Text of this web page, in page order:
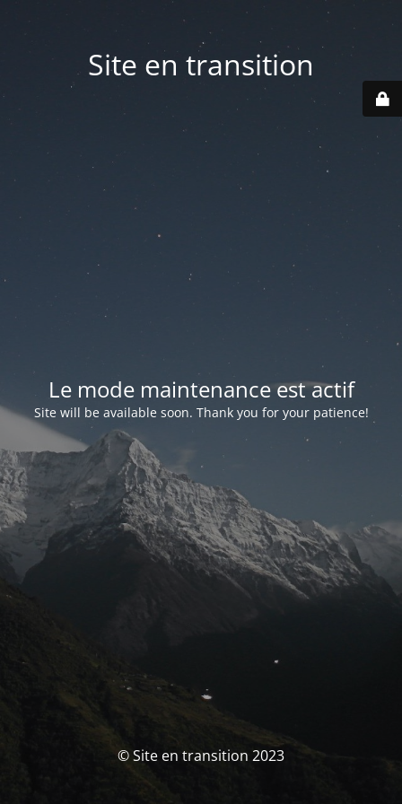
Site en transition
Le mode maintenance est actif
Site will be available soon. Thank you for your patience!
© Site en transition 2023